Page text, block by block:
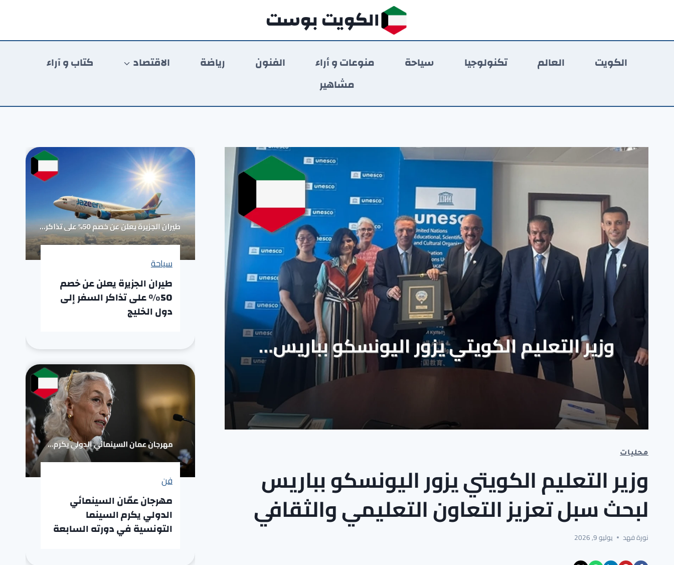
المحتوى
الكويت بوست
الكويت العالم تكنولوجيا سياحة منوعات و أراء الفنون رياضة الاقتصاد
كتاب و آراء
مشاهير
محليات
وزير التعليم الكويتي يزور اليونسكو بباريس
لبحث سبل تعزيز التعاون التعليمي والثقافي
نورة فهد يوليو 9, 2026
سياحة
طيران الجزيرة يعلن عن خصم
50% على تذاكر السفر إلى
دول الخليج
فن
مهرجان عمّان السينمائي
الدولي يكرم السينما
التونسية في دورته السابعة